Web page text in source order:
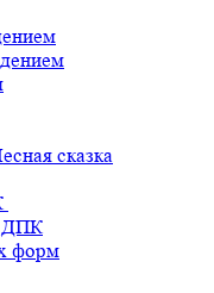
сказка
ДПК
форм